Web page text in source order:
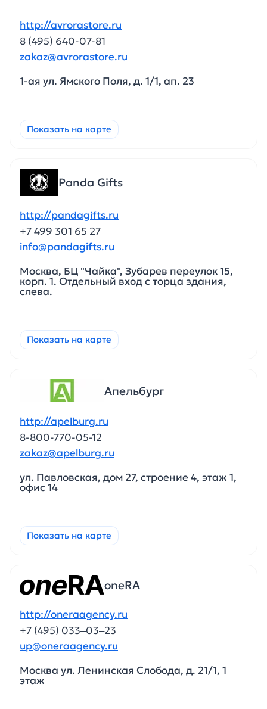
http://avrorastore.ru
8 (495) 640-07-81
zakaz@avrorastore.ru
1-ая ул. Ямского Поля, д. 1/1, ап. 23
Показать на карте
Panda Gifts
http://pandagifts.ru
+7 499 301 65 27
info@pandagifts.ru
Москва, БЦ "Чайка", Зубарев переулок 15,
корп. 1. Отдельный вход с торца здания,
слева.
Показать на карте
Апельбург
http://apelburg.ru
8-800-770-05-12
zakaz@apelburg.ru
ул. Павловская, дом 27, строение 4, этаж 1,
офис 14
Показать на карте
oneRA
http://oneraagency.ru
+7 (495) 033‒03‒23
up@oneraagency.ru
Москва ул. Ленинская Слобода, д. 21/1, 1
этаж